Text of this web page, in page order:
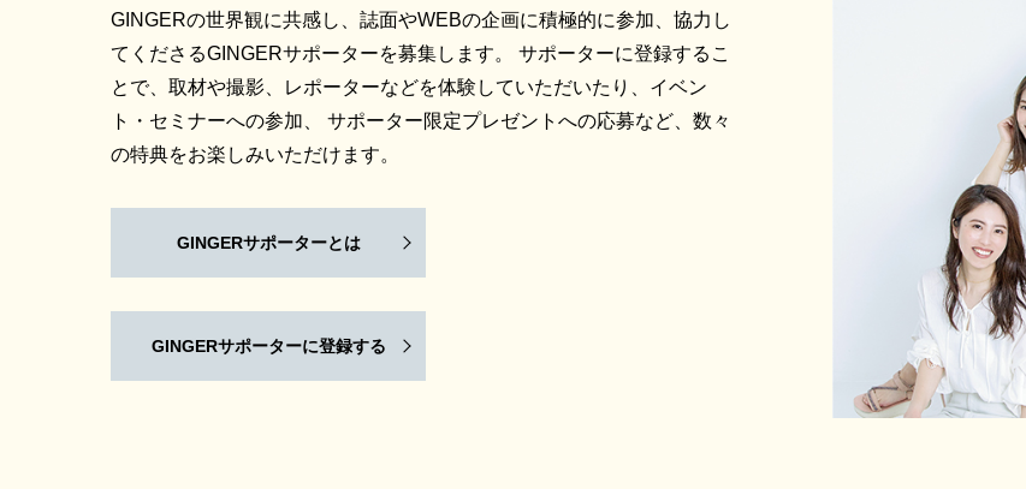
GINGERの世界観に共感し、誌面やWEBの企画に積極的に参加、協力し
てくださるGINGERサポーターを募集します。 サポーターに登録するこ
とで、取材や撮影、レポーターなどを体験していただいたり、イベン
ト・セミナーへの参加、 サポーター限定プレゼントへの応募など、数々
の特典をお楽しみいただけます。
GINGERサポーターとは
GINGERサポーターに登録する